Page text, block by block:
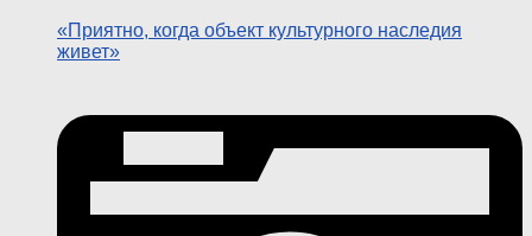
«Приятно, когда объект культурного наследия
живет»